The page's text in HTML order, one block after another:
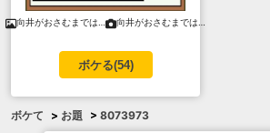
向井がおさむまでは… 向井がおさむまでは…
ボケる(54)
ボケて > お題 > 8073973